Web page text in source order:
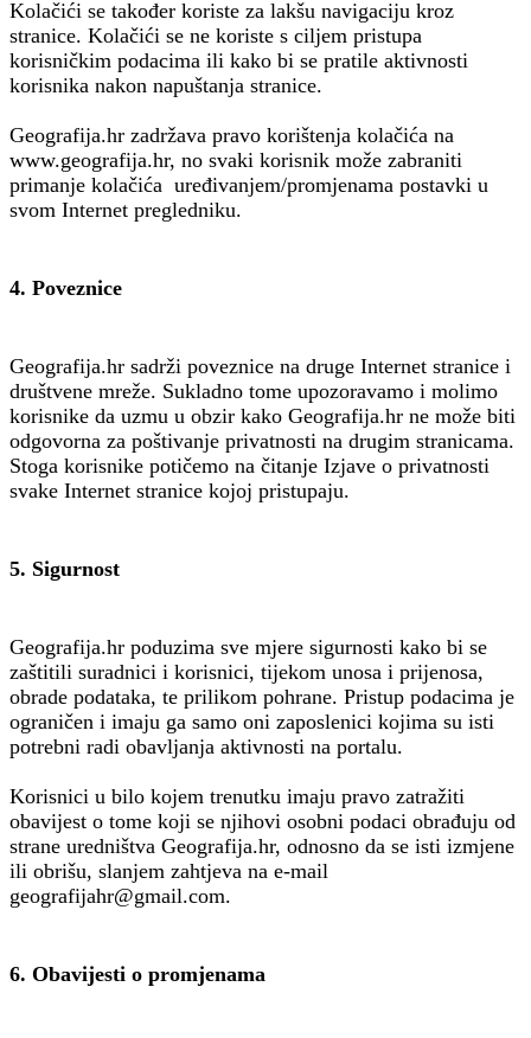
Kolačići se također koriste za lakšu navigaciju kroz
stranice. Kolačići se ne koriste s ciljem pristupa
korisničkim podacima ili kako bi se pratile aktivnosti
korisnika nakon napuštanja stranice.
Geografija.hr zadržava pravo korištenja kolačića na
www.geografija.hr, no svaki korisnik može zabraniti
primanje kolačića uređivanjem/promjenama postavki u
svom Internet pregledniku.
4. Poveznice
Geografija.hr sadrži poveznice na druge Internet stranice i
društvene mreže. Sukladno tome upozoravamo i molimo
korisnike da uzmu u obzir kako Geografija.hr ne može biti
odgovorna za poštivanje privatnosti na drugim stranicama.
Stoga korisnike potičemo na čitanje Izjave o privatnosti
svake Internet stranice kojoj pristupaju.
5. Sigurnost
Geografija.hr poduzima sve mjere sigurnosti kako bi se
zaštitili suradnici i korisnici, tijekom unosa i prijenosa,
obrade podataka, te prilikom pohrane. Pristup podacima je
ograničen i imaju ga samo oni zaposlenici kojima su isti
potrebni radi obavljanja aktivnosti na portalu.
Korisnici u bilo kojem trenutku imaju pravo zatražiti
obavijest o tome koji se njihovi osobni podaci obrađuju od
strane uredništva Geografija.hr, odnosno da se isti izmjene
ili obrišu, slanjem zahtjeva na e-mail
geografijahr@gmail.com.
6. Obavijesti o promjenama